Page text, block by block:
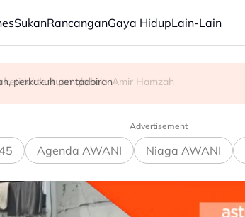
SukanRancanganGaya HidupLain-Lain
kanak-kanak di Thailand
ketidaktentuan global - Amir Hamzah
perkukuh pentadbiran
Advertisement
Agenda AWANI Niaga AWANI